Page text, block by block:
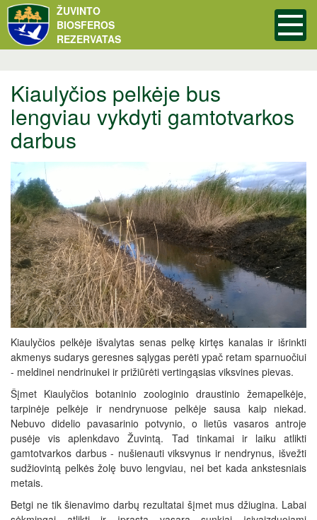
ŽUVINTO
BIOSFEROS
REZERVATAS
Kiaulyčios pelkėje bus
lengviau vykdyti gamtotvarkos
darbus
Kiaulyčios pelkėje išvalytas senas pelkę kirtęs kanalas ir išrinkti
akmenys sudarys geresnes sąlygas perėti ypač retam sparnuočiui
- meldinei nendrinukei ir prižiūrėti vertingąsias viksvines pievas.
Šįmet Kiaulyčios botaninio zoologinio draustinio žemapelkėje,
tarpinėje pelkėje ir nendrynuose pelkėje sausa kaip niekad.
Nebuvo didelio pavasarinio potvynio, o lietūs vasaros antroje
pusėje vis aplenkdavo Žuvintą. Tad tinkamai ir laiku atlikti
gamtotvarkos darbus - nušienauti viksvynus ir nendrynus, išvežti
sudžiovintą pelkės žolę buvo lengviau, nei bet kada ankstesniais
metais.
Betgi ne tik šienavimo darbų rezultatai šįmet mus džiugina. Labai